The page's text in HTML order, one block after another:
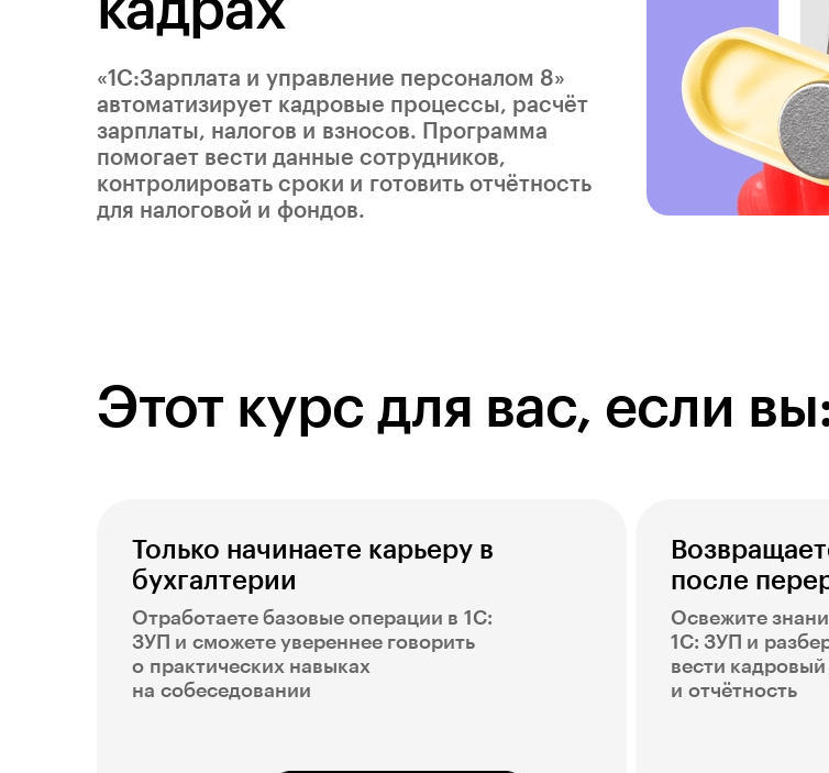
«1С:Зарплата и управление персоналом 8»
автоматизирует кадровые процессы, расчёт
зарплаты, налогов и взносов. Программа
помогает вести данные сотрудников,
контролировать сроки и готовить отчётность
для налоговой и фондов.
Этот курс для вас, если
Только начинаете карьеру в
бухгалтерии
Отработаете базовые операции в 1С:
ЗУП и сможете увереннее говорить
о практических навыках
на собеседовании
после
Освежите
1С: ЗУП и
вести кадровый
и отчётность